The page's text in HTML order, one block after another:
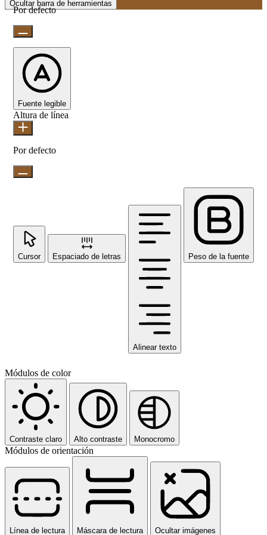
Ocultar barra de herramientas
Por defecto
Fuente legible
Altura de línea
Por defecto
Cursor Espaciado de letras
Alinear texto
Peso de la fuente
Módulos de color
Contraste claro Alto contraste Monocromo
Módulos de orientación
Línea de lectura Máscara de lectura Ocultar imágenes